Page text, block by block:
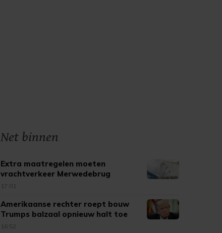
Net binnen
Extra maatregelen moeten
vrachtverkeer Merwedebrug
terugdringen
17:01
Amerikaanse rechter roept bouw
Trumps balzaal opnieuw halt toe
16:52